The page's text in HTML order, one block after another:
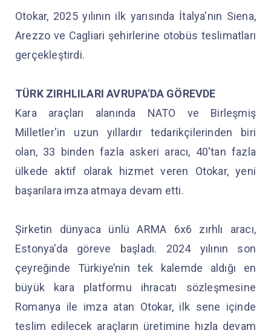
Otokar, 2025 yılının ilk yarısında İtalya'nın Siena,
Arezzo ve Cagliari şehirlerine otobüs teslimatları
gerçekleştirdi.
TÜRK ZIRHLILARI AVRUPA'DA GÖREVDE
Kara araçları alanında NATO ve Birleşmiş
Milletler'in uzun yıllardır tedarikçilerinden biri
olan, 33 binden fazla askeri aracı, 40'tan fazla
ülkede aktif olarak hizmet veren Otokar, yeni
başarılara imza atmaya devam etti.
Şirketin dünyaca ünlü ARMA 6x6 zırhlı aracı,
Estonya'da göreve başladı. 2024 yılının son
çeyreğinde Türkiye’nin tek kalemde aldığı en
büyük kara platformu ihracatı sözleşmesine
Romanya ile imza atan Otokar, ilk sene içinde
teslim edilecek araçların üretimine hızla devam